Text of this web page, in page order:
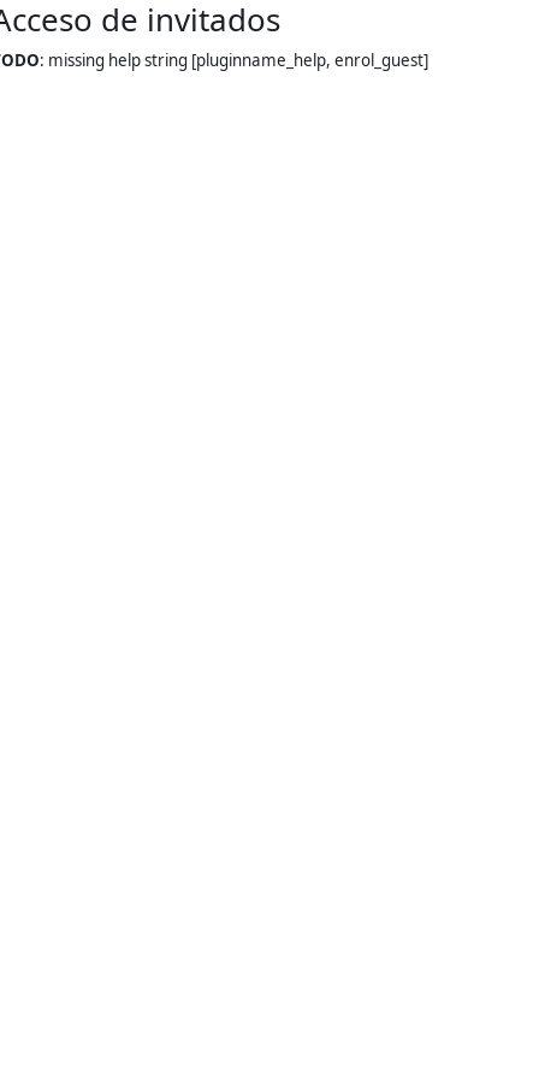
Saltar al contenido principal
de invitados
: missing help string [pluginname_help, enrol_guest]